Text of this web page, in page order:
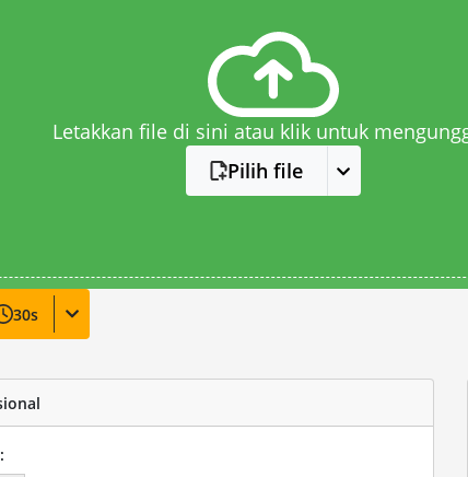
Letakkan file di sini atau klik untuk
Pilih file
30s